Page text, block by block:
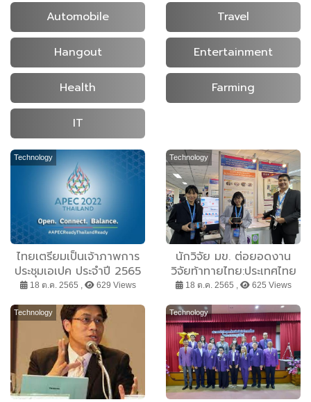
Automobile Travel
Hangout Entertainment
Health Farming
IT
Technology
ไทยเตรียมเป็นเจ้าภาพการ
ประชุมเอเปค ประจำปี 2565
มุ่งเชื่อมโยงและเสริมพลังให้
โอกาสใหม่ ๆ
18 ต.ค. 2565 , 629 Views
Technology
นักวิจัย มข. ต่อยอดงาน
วิจัยท้าทายไทย:ประเทศไทย
ไร้พยาธิใบไม้ตับ พัฒนา
18 ต.ค. 2565 , 625 Views
Technology Technology